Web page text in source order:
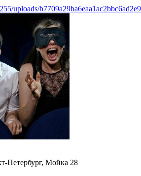
uploads/
Петербург, Мойка 28